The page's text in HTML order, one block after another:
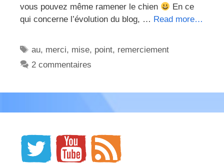
vous pouvez même ramener le chien
En ce
qui concerne l’évolution du blog, … Read more…
Étiquettes
au, merci, mise, point, remerciement
2 commentaires